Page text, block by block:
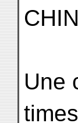
Une